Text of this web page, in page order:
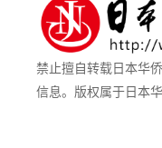
禁止擅自转载日本华
信息。版权属于日本